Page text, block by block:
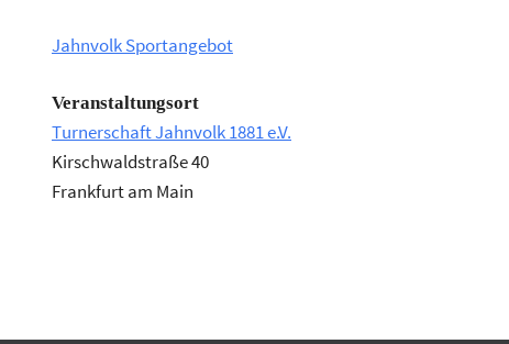
Jahnvolk Sportangebot
Veranstaltungsort
Turnerschaft Jahnvolk 1881 e.V.
Kirschwaldstraße 40
Frankfurt am Main